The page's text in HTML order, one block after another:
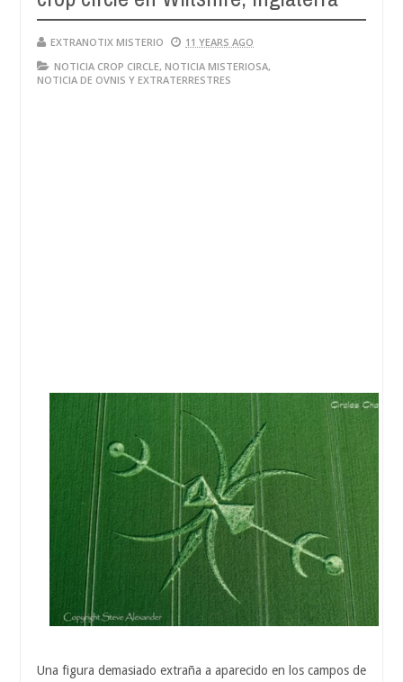
EXTRANOTIX MISTERIO
11 YEARS AGO
NOTICIA CROP CIRCLE, NOTICIA MISTERIOSA,
NOTICIA DE OVNIS Y EXTRATERRESTRES
Una figura demasiado extraña a aparecido en los campos de